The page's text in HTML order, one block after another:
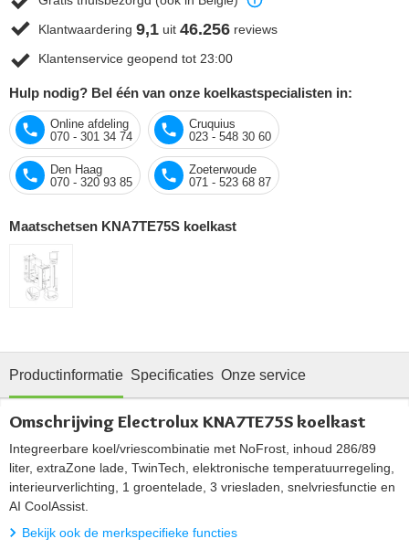
Klantwaardering 9,1 uit 46.256 reviews
Klantenservice geopend tot 23:00
Hulp nodig? Bel één van onze koelkastspecialisten in:
Online afdeling
070 - 301 34 74
Cruquius
023 - 548 30 60
Den Haag
070 - 320 93 85
Zoeterwoude
071 - 523 68 87
Maatschetsen KNA7TE75S koelkast
Productinformatie Specificaties Onze service
Omschrijving Electrolux KNA7TE75S koelkast
Integreerbare koel/vriescombinatie met NoFrost, inhoud 286/89
liter, extraZone lade, TwinTech, elektronische temperatuurregeling,
interieurverlichting, 1 groentelade, 3 vriesladen, snelvriesfunctie en
AI CoolAssist.
Bekijk ook de merkspecifieke functies